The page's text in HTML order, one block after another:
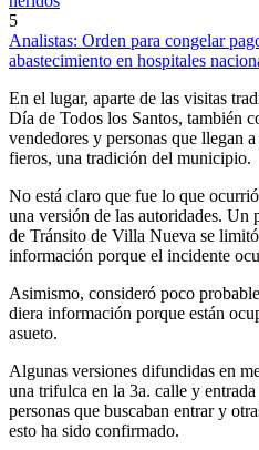
5
Analistas: Orden para congelar
abastecimiento en hospitales
En el lugar, aparte de las visitas
Día de Todos los Santos, también
vendedores y personas que llegan
fieros, una tradición del municipio.
No está claro que fue lo que
una versión de las autoridades.
de Tránsito de Villa Nueva se
información porque el incidente
Asimismo, consideró poco
diera información porque están
asueto.
Algunas versiones difundidas en
una trifulca en la 3a. calle y
personas que buscaban entrar y
esto ha sido confirmado.